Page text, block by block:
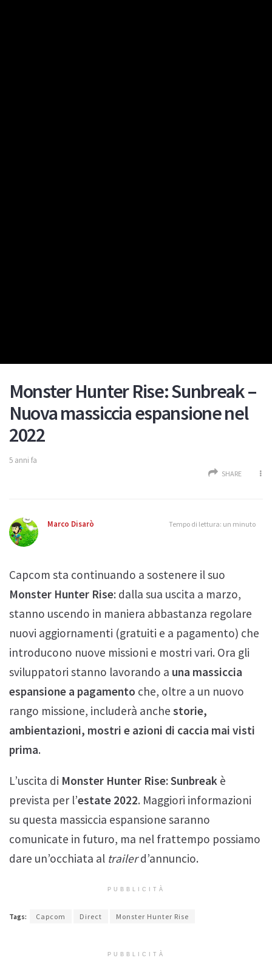
Monster Hunter Rise: Sunbreak –
Nuova massiccia espansione nel
2022
5 anni fa
SHARE
Marco Disarò Tempo di lettura: un minuto
Capcom sta continuando a sostenere il suo
Monster Hunter Rise: dalla sua uscita a marzo,
stanno uscendo in maniera abbastanza regolare
nuovi aggiornamenti (gratuiti e a pagamento) che
introducono nuove missioni e mostri vari. Ora gli
sviluppatori stanno lavorando a una massiccia
espansione a pagamento che, oltre a un nuovo
rango missione, includerà anche storie,
ambientazioni, mostri e azioni di caccia mai visti
prima.
L’uscita di Monster Hunter Rise: Sunbreak è
prevista per l’estate 2022. Maggiori informazioni
su questa massiccia espansione saranno
comunicate in futuro, ma nel frattempo possiamo
dare un’occhiata al trailerd’annuncio.
PUBBLICITÀ
Tags: Capcom Direct Monster Hunter Rise
PUBBLICITÀ